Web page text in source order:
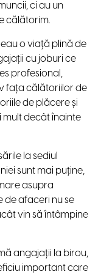
ci au un
călătorim.
o viață plină de
cu joburi ce
profesional,
fața călătoriilor de
de plăcere și
mult decât înainte
la sediul
sunt mai puține,
asupra
de afaceri nu se
vin să întâmpine
angajații la birou,
important care